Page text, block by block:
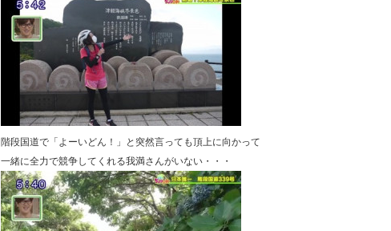
階段国道で「よーいどん！」と突然言っても頂上に向かって
一緒に全力で競争してくれる我満さんがいない・・・